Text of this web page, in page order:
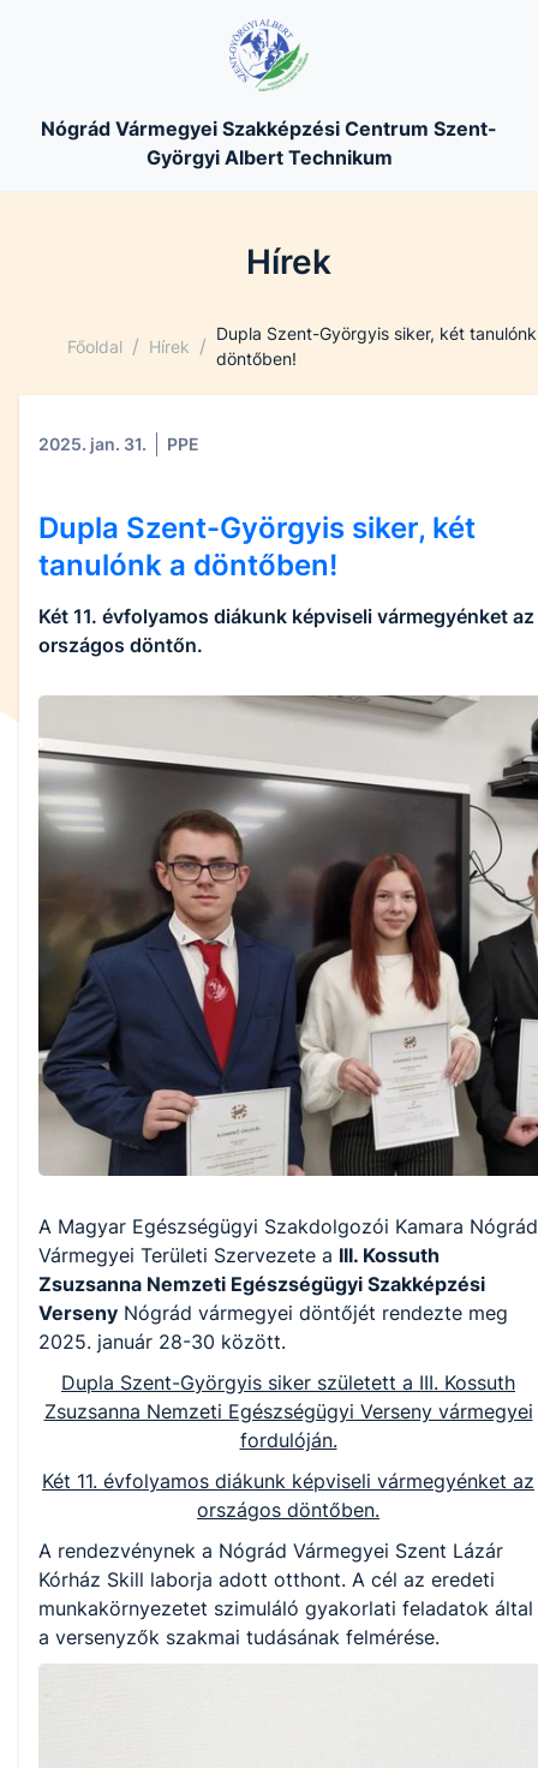
Nógrád Vármegyei Szakképzési Centrum Szent-
Györgyi Albert Technikum
Hírek
Főoldal / Hírek /
Dupla Szent-Györgyis siker, két
döntőben!
2025. jan. 31. PPE
Dupla Szent-Györgyis siker, két
tanulónk a döntőben!
Két 11. évfolyamos diákunk képviseli vármegyénket az
országos döntőn.
A Magyar Egészségügyi Szakdolgozói Kamara Nógrád
Vármegyei Területi Szervezete a III. Kossuth
Zsuzsanna Nemzeti Egészségügyi Szakképzési
Verseny Nógrád vármegyei döntőjét rendezte meg
2025. január 28-30 között.
Dupla Szent-Györgyis siker született a III. Kossuth
Zsuzsanna Nemzeti Egészségügyi Verseny vármegyei
fordulóján.
Két 11. évfolyamos diákunk képviseli vármegyénket az
országos döntőben.
A rendezvénynek a Nógrád Vármegyei Szent Lázár
Kórház Skill laborja adott otthont. A cél az eredeti
munkakörnyezetet szimuláló gyakorlati feladatok által
a versenyzők szakmai tudásának felmérése.